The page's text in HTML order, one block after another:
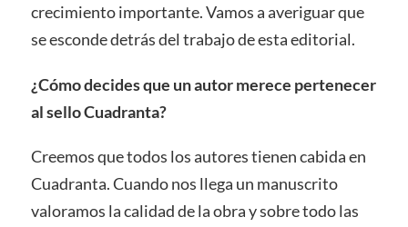
crecimiento importante. Vamos a averiguar que
se esconde detrás del trabajo de esta editorial.
¿Cómo decides que un autor merece pertenecer
al sello Cuadranta?
Creemos que todos los autores tienen cabida en
Cuadranta. Cuando nos llega un manuscrito
valoramos la calidad de la obra y sobre todo las